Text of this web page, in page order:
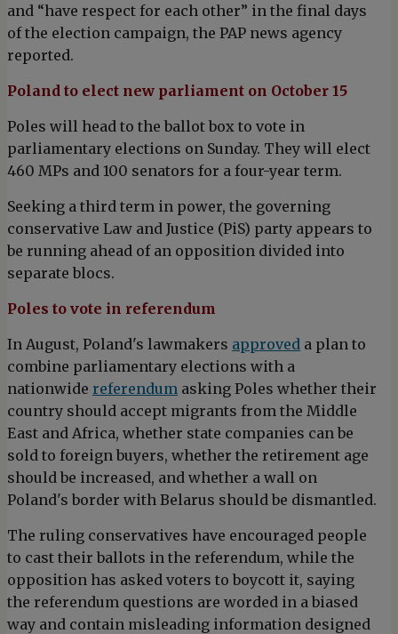
and “have respect for each other” in the final days
of the election campaign, the PAP news agency
reported.
Poland to elect new parliament on October 15
Poles will head to the ballot box to vote in
parliamentary elections on Sunday. They will elect
460 MPs and 100 senators for a four-year term.
Seeking a third term in power, the governing
conservative Law and Justice (PiS) party appears to
be running ahead of an opposition divided into
separate blocs.
Poles to vote in referendum
In August, Poland's lawmakers approved a plan to
combine parliamentary elections with a
nationwide referendum asking Poles whether their
country should accept migrants from the Middle
East and Africa, whether state companies can be
sold to foreign buyers, whether the retirement age
should be increased, and whether a wall on
Poland's border with Belarus should be dismantled.
The ruling conservatives have encouraged people
to cast their ballots in the referendum, while the
opposition has asked voters to boycott it, saying
the referendum questions are worded in a biased
way and contain misleading information designed